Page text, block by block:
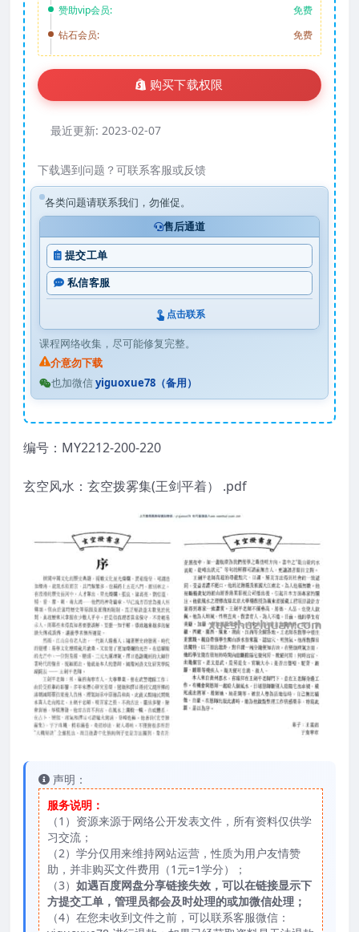
赞助vip会员:
免费
钻石会员:
免费
购买下载权限
最近更新: 2023-02-07
下载遇到问题？可联系客服或反馈
各类问题请联系我们，勿催促。
售后通道
提交工单
私信客服
点击联系
课程网络收集，尽可能修复完整。
介意勿下载
也加微信yiguoxue78（备用）
编号：MY2212-200-220
玄空风水：玄空拨雾集(王剑平着） .pdf
声明：
服务说明：
（1）资源来源于网络公开发表文件，所有资料仅供学
习交流；
（2）学分仅用来维持网站运营，性质为用户友情赞
助，并非购买文件费用（1元=1学分）；
（3） 如遇百度网盘分享链接失效，可以在链接显示下
方提交工单，管理员都会及时处理的或加微信处理；
（4）在您未收到文件之前，可以联系客服微信：